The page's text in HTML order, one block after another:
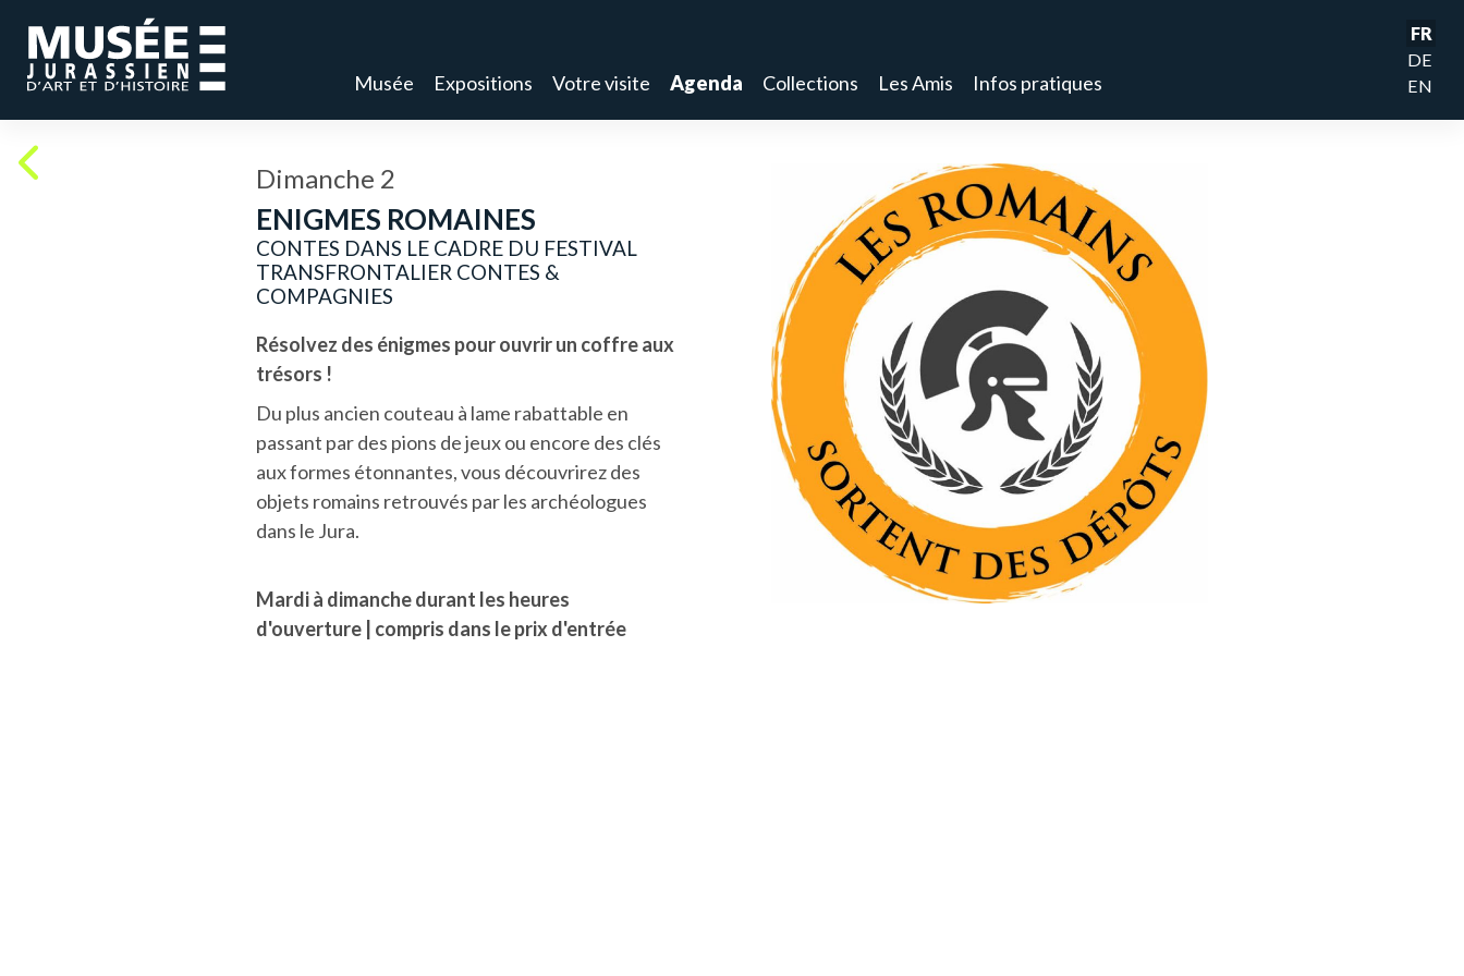
Musée Expositions Votre visite Agenda Collections Les Amis Infos pratiques
FR
DE
EN
Dimanche 2
ENIGMES ROMAINES
CONTES DANS LE CADRE DU FESTIVAL
TRANSFRONTALIER CONTES &
COMPAGNIES
Résolvez des énigmes pour ouvrir un coffre aux
trésors !
Du plus ancien couteau à lame rabattable en
passant par des pions de jeux ou encore des clés
aux formes étonnantes, vous découvrirez des
objets romains retrouvés par les archéologues
dans le Jura.
Mardi à dimanche durant les heures
d'ouverture | compris dans le prix d'entrée